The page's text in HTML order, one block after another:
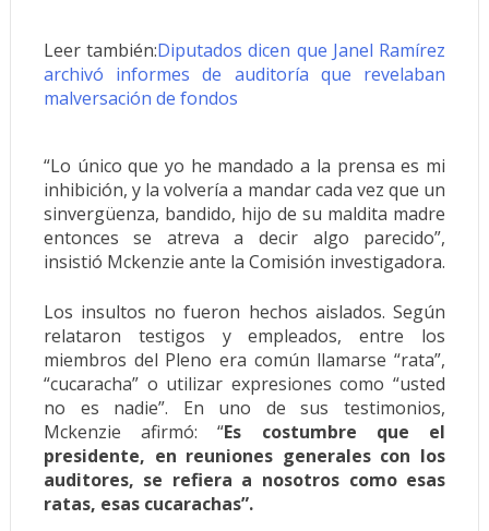
Leer también:Diputados dicen que Janel Ramírez
archivó informes de auditoría que revelaban
malversación de fondos
“Lo único que yo he mandado a la prensa es mi
inhibición, y la volvería a mandar cada vez que un
sinvergüenza, bandido, hijo de su maldita madre
entonces se atreva a decir algo parecido”,
insistió Mckenzie ante la Comisión investigadora.
Los insultos no fueron hechos aislados. Según
relataron testigos y empleados, entre los
miembros del Pleno era común llamarse “rata”,
“cucaracha” o utilizar expresiones como “usted
no es nadie”. En uno de sus testimonios,
Mckenzie afirmó: “Es costumbre que el
presidente, en reuniones generales con los
auditores, se refiera a nosotros como esas
ratas, esas cucarachas”.